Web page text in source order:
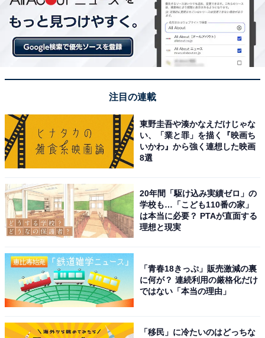
注目の連載
東野圭吾や湊かなえだけじゃな
い、「業と罪」を描く『映画ち
いかわ』から強く連想した映画
8選
20年間「駆け込み実績ゼロ」の
学校も…「こども110番の家」
は本当に必要？ PTAが直面する
理想と現実
「青春18きっぷ」販売激減の裏
に何が？ 連続利用の厳格化だけ
ではない「本当の理由」
「移民」に冷たいのはどっちな